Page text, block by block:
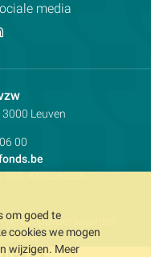
Contactpersoon:
3000 Leuven
00
BIC:KREDBEBB
Verkoopsvoorwaarden
media
om goed te
cookies we mogen
wijzigen. Meer